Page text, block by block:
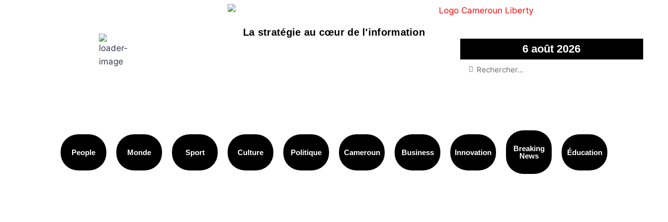
La stratégie au cœur de l'information
6 août 2026
People Monde Sport Culture Politique Cameroun Business Innovation
Breaking
News
Éducation